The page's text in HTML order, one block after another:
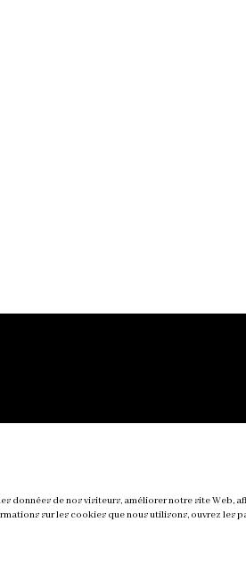
données de nos visiteurs, améliorer notre site Web,
sur les cookies que nous utilisons, ouvrez les